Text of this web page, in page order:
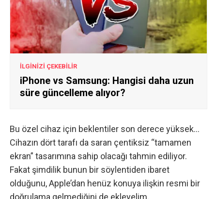
İLGİNİZİ ÇEKEBİLİR
iPhone vs Samsung: Hangisi daha uzun
süre güncelleme alıyor?
Bu özel cihaz için beklentiler son derece yüksek…
Cihazın dört tarafı da saran çentiksiz “tamamen
ekran” tasarımına sahip olacağı tahmin ediliyor.
Fakat şimdilik bunun bir söylentiden ibaret
olduğunu, Apple’dan henüz konuya ilişkin resmi bir